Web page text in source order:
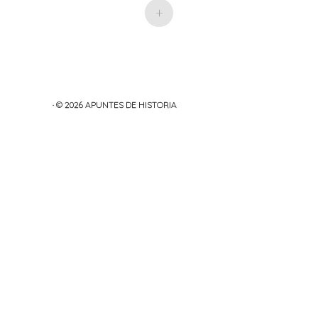
+
· © 2026 APUNTES DE HISTORIA